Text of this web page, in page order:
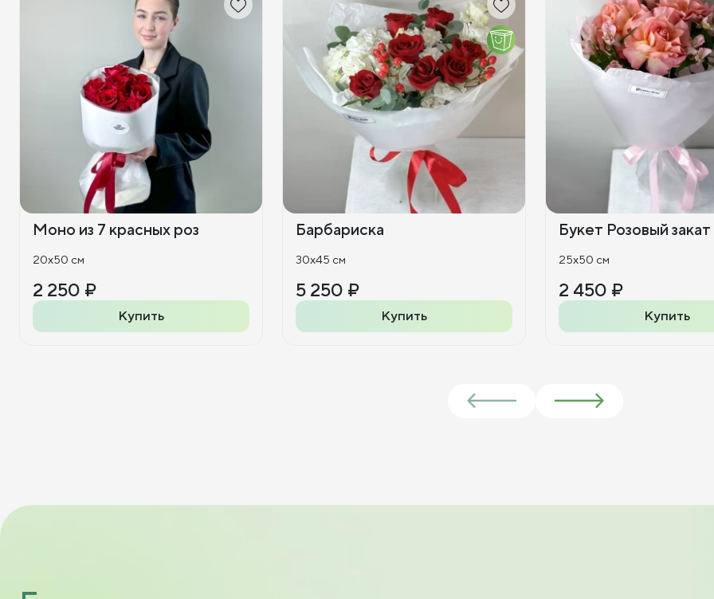
Моно из 7 красных роз
20x50 см
2 250 ₽
Купить
Барбариска
30x45 см
5 250 ₽
Купить
Букет Розовый закат
25x50 см
2 450 ₽
Купить